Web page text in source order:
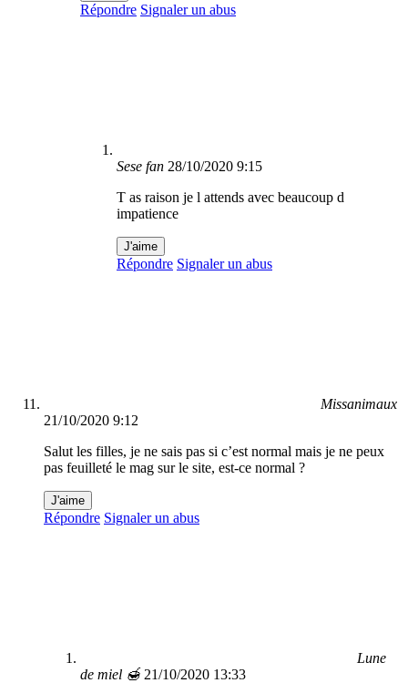
Répondre Signaler un abus
Sese fan 28/10/2020 9:15
T as raison je l attends avec beaucoup d
impatience
J'aime
Répondre Signaler un abus
Missanimaux
21/10/2020 9:12
Salut les filles, je ne sais pas si c’est normal mais je ne peux
pas feuilleté le mag sur le site, est-ce normal ?
J'aime
Répondre Signaler un abus
Lune
de miel 🍯 21/10/2020 13:33